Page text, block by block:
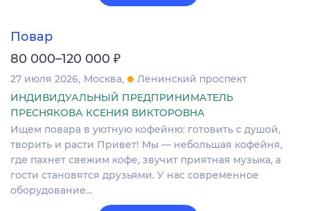
Повар
80 000–120 000 ₽
27 июля 2026 Москва
Ленинский проспект
ИНДИВИДУАЛЬНЫЙ ПРЕДПРИНИМАТЕЛЬ
ПРЕСНЯКОВА КСЕНИЯ ВИКТОРОВНА
Ищем повара в уютную кофейню: готовить с душой,
творить и расти Привет! Мы — небольшая кофейня,
где пахнет свежим кофе, звучит приятная музыка, а
гости становятся друзьями. У нас современное
оборудование…